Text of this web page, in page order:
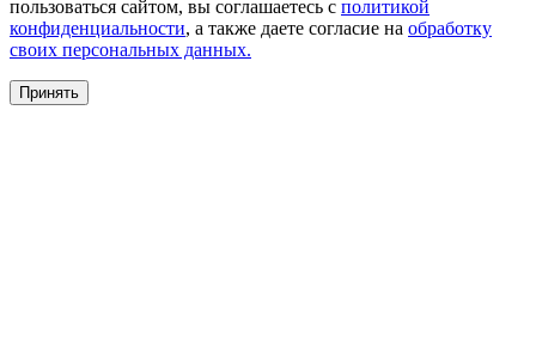
пользоваться сайтом, вы соглашаетесь с политикой
конфиденциальности, а также даете согласие на обработку
своих персональных данных.
Принять